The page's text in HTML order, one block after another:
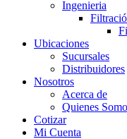
Ingenieria
Ubicaciones
Sucursales
Distribuidores
Nosotros
Acerca de
Quienes
Cotizar
Mi Cuenta